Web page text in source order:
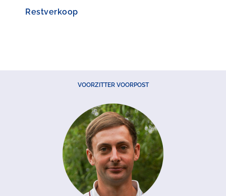
Restverkoop
VOORZITTER VOORPOST